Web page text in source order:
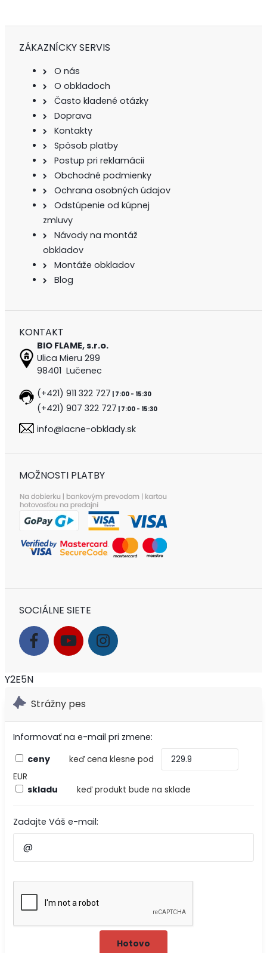
ZÁKAZNÍCKY SERVIS
O nás
O obkladoch
Často kladené otázky
Doprava
Kontakty
Spôsob platby
Postup pri reklamácii
Obchodné podmienky
Ochrana osobných údajov
Odstúpenie od kúpnej
zmluvy
Návody na montáž
obkladov
Montáže obkladov
Blog
KONTAKT
BIO FLAME, s.r.o.
Ulica Mieru 299
98401 Lučenec
(+421) 911 322 727 | 7:00 - 15:30
(+421) 907 322 727 | 7:00 - 15:30
info@lacne-obklady.sk
MOŽNOSTI PLATBY
SOCIÁLNE SIETE
Y2E5N
Strážny pes
Informovať na e-mail pri zmene:
ceny
keď cena klesne pod
EUR
skladu keď produkt bude na sklade
Zadajte Váš e-mail: